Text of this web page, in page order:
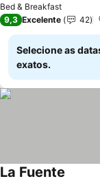
Bed & Breakfast
9,3 Excelente 42
Selecione as
exatos.
La Fuente